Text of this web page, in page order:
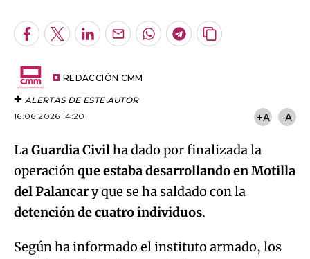
Facebook
TwitterLinkedInEnviarWhatsapp
Telegram
Copiar
REDACCIÓN CMM
ALERTAS DE ESTE AUTOR
16.06.2026 14:20
+A -A
LaGuardia Civilha dado por finalizada la
operaciónque estaba desarrollando en Motilla
del Palancary que se ha saldado con la
detención de cuatro individuos.
Según ha informado el instituto armado, los